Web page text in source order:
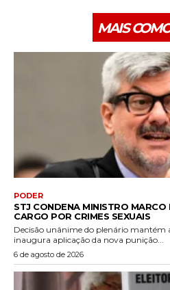
MAIS
PODER
STJ CONDENA MINISTRO
CARGO POR CRIMES SEXUAIS
Decisão unânime do plenário
inaugura aplicação da nova punição...
6 de agosto de 2026